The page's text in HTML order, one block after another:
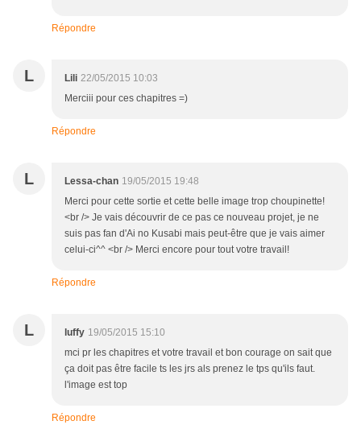
Répondre
L Lili 22/05/2015 10:03
Merciii pour ces chapitres =)
Répondre
L Lessa-chan 19/05/2015 19:48
Merci pour cette sortie et cette belle image trop choupinette!
<br /> Je vais découvrir de ce pas ce nouveau projet, je ne
suis pas fan d'Ai no Kusabi mais peut-être que je vais aimer
celui-ci^^ <br /> Merci encore pour tout votre travail!
Répondre
L luffy 19/05/2015 15:10
mci pr les chapitres et votre travail et bon courage on sait que
ça doit pas être facile ts les jrs als prenez le tps qu'ils faut.
l'image est top
Répondre